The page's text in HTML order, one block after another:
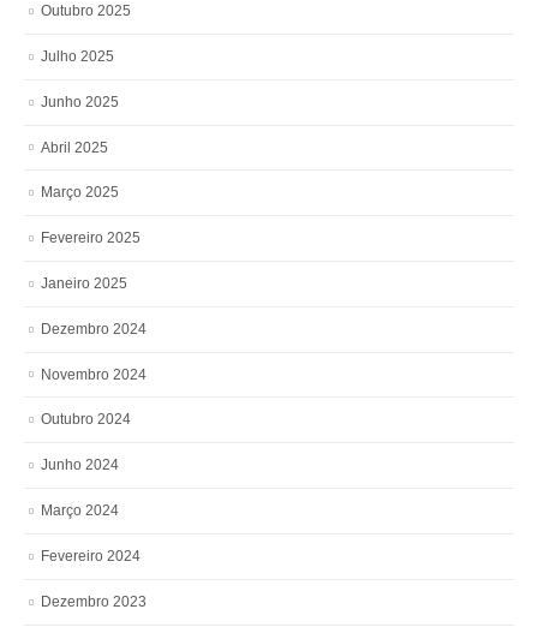
Outubro 2025
Julho 2025
Junho 2025
Abril 2025
Março 2025
Fevereiro 2025
Janeiro 2025
Dezembro 2024
Novembro 2024
Outubro 2024
Junho 2024
Março 2024
Fevereiro 2024
Dezembro 2023